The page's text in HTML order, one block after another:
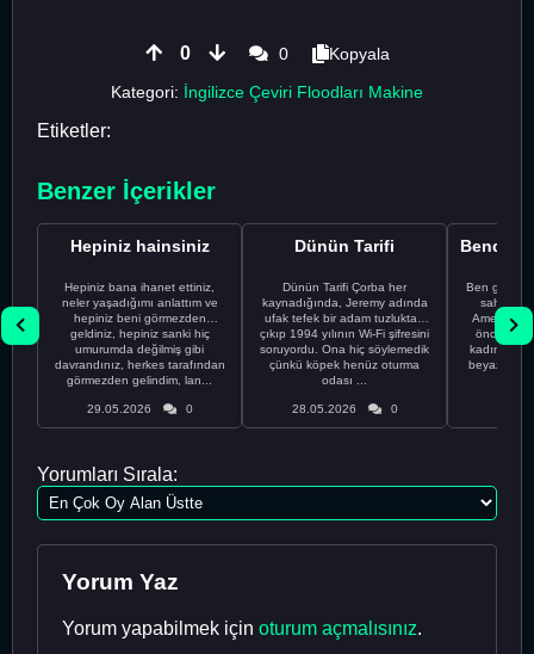
0 0
Kopyala
Kategori: İngilizce Çeviri Floodları Makine
Etiketler:
Benzer İçerikler
Hepiniz hainsiniz
Hepiniz bana ihanet ettiniz,
neler yaşadığımı anlattım ve
hepiniz beni görmezden
geldiniz, hepiniz sanki hiç
umurumda değilmiş gibi
davrandınız, herkes tarafından
görmezden gelindim, lan...
29.05.2026 0
Dünün Tarifi
Dünün Tarifi Çorba her
kaynadığında, Jeremy adında
ufak tefek bir adam tuzluktan
çıkıp 1994 yılının Wi-Fi şifresini
soruyordu. Ona hiç söylemedik
çünkü köpek henüz oturma
odası ...
28.05.2026 0
Ben gururlu
sahip
önce
kadınla
beyaz
Yorumları Sırala:
Yorum Yaz
Yorum yapabilmek için oturum açmalısınız.